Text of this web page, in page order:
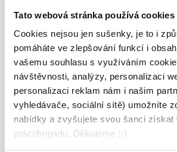
Tato webová stránka používá cookies
Cookies nejsou jen sušenky, je to i
pomáháte ve zlepšování funkcí i
vašemu souhlasu s využíváním
návštěvnosti, analýzy, personalizaci
personalizaci reklam nám i našim
vyhledávače, sociální sítě) umožníte
nabídky a zvyšujete svou šanci získat
práci/brigádu. Děkujeme :-)
Aktuální nabídky brigád
Je to o tom se
Ale teď už k tomu, co napsat
dopisu. To je totiž často
obzvlášť pro čerstvého
zdánlivě, nemá co napsat.
motivační dopis je o motivaci
z poloviny. Důležitější jsou totiž